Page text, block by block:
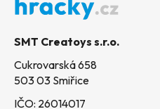
SMT Creatoys s.r.o.
Cukrovarská 658
503 03 Smiřice
IČO: 26014017